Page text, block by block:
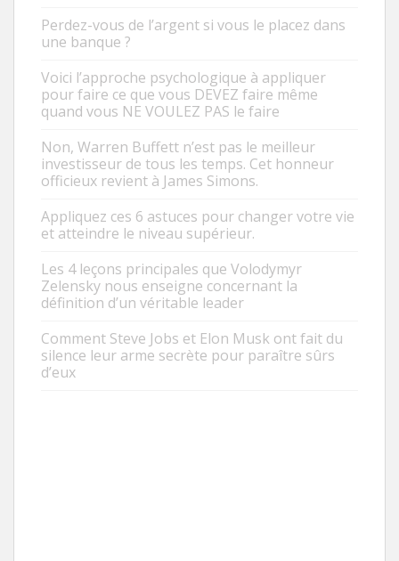
Perdez-vous de l’argent si vous le placez dans
une banque ?
Voici l’approche psychologique à appliquer
pour faire ce que vous DEVEZ faire même
quand vous NE VOULEZ PAS le faire
Non, Warren Buffett n’est pas le meilleur
investisseur de tous les temps. Cet honneur
officieux revient à James Simons.
Appliquez ces 6 astuces pour changer votre vie
et atteindre le niveau supérieur.
Les 4 leçons principales que Volodymyr
Zelensky nous enseigne concernant la
définition d’un véritable leader
Comment Steve Jobs et Elon Musk ont fait du
silence leur arme secrète pour paraître sûrs
d’eux